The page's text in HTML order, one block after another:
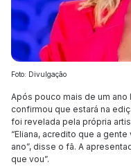
Foto: Divulgação
Após pouco mais de um ano
confirmou que estará na
foi revelada pela própria
“Eliana, acredito que a
ano”, disse o fã. A
que vou”.